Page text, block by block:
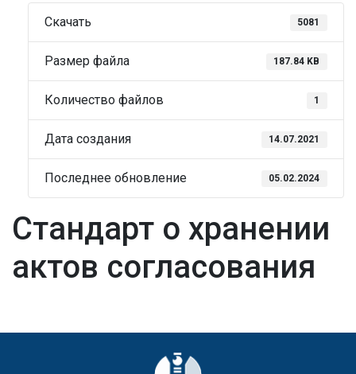
Скачать 5081
Размер файла 187.84 KB
Количество файлов 1
Дата создания 14.07.2021
Последнее обновление 05.02.2024
Стандарт о хранении
актов согласования